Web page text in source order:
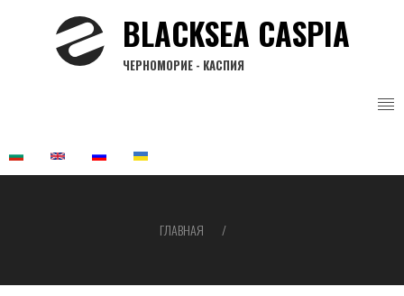
BLACKSEA CASPIA
ЧЕРНОМОРИЕ - КАСПИЯ
навигации
ГЛАВНАЯ